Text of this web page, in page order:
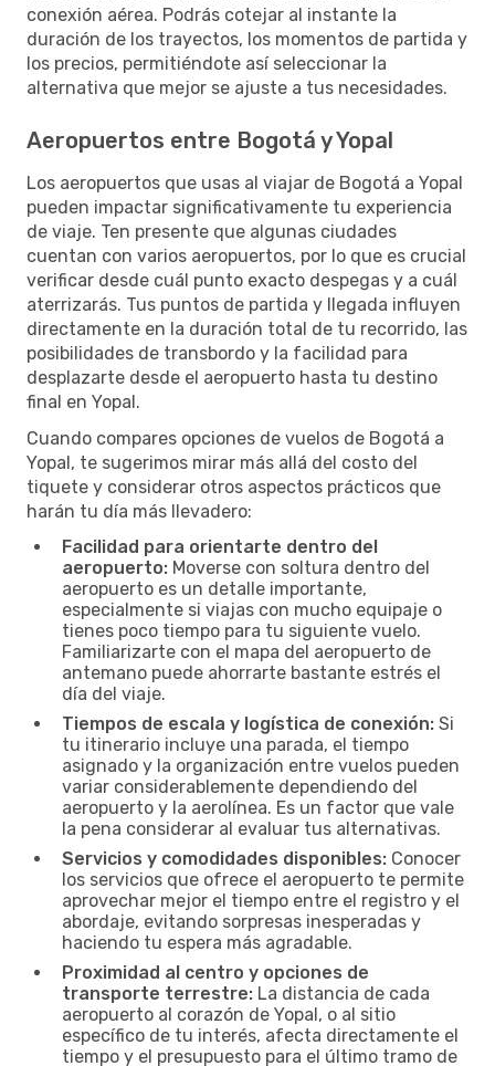
conexión aérea. Podrás cotejar al instante la
duración de los trayectos, los momentos de partida y
los precios, permitiéndote así seleccionar la
alternativa que mejor se ajuste a tus necesidades.
Aeropuertos entre Bogotá y Yopal
Los aeropuertos que usas al viajar de Bogotá a Yopal
pueden impactar significativamente tu experiencia
de viaje. Ten presente que algunas ciudades
cuentan con varios aeropuertos, por lo que es crucial
verificar desde cuál punto exacto despegas y a cuál
aterrizarás. Tus puntos de partida y llegada influyen
directamente en la duración total de tu recorrido, las
posibilidades de transbordo y la facilidad para
desplazarte desde el aeropuerto hasta tu destino
final en Yopal.
Cuando compares opciones de vuelos de Bogotá a
Yopal, te sugerimos mirar más allá del costo del
tiquete y considerar otros aspectos prácticos que
harán tu día más llevadero:
Facilidad para orientarte dentro del
aeropuerto: Moverse con soltura dentro del
aeropuerto es un detalle importante,
especialmente si viajas con mucho equipaje o
tienes poco tiempo para tu siguiente vuelo.
Familiarizarte con el mapa del aeropuerto de
antemano puede ahorrarte bastante estrés el
día del viaje.
Tiempos de escala y logística de conexión: Si
tu itinerario incluye una parada, el tiempo
asignado y la organización entre vuelos pueden
variar considerablemente dependiendo del
aeropuerto y la aerolínea. Es un factor que vale
la pena considerar al evaluar tus alternativas.
Servicios y comodidades disponibles: Conocer
los servicios que ofrece el aeropuerto te permite
aprovechar mejor el tiempo entre el registro y el
abordaje, evitando sorpresas inesperadas y
haciendo tu espera más agradable.
Proximidad al centro y opciones de
transporte terrestre: La distancia de cada
aeropuerto al corazón de Yopal, o al sitio
específico de tu interés, afecta directamente el
tiempo y el presupuesto para el último tramo de